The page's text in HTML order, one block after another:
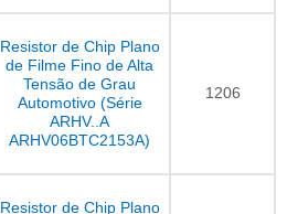
Resistor de Chip Plano
de Filme Fino de Alta
Tensão de Grau
Automotivo (Série
ARHV..A
ARHV06BTC2153A)
1206
Resistor de Chip Plano